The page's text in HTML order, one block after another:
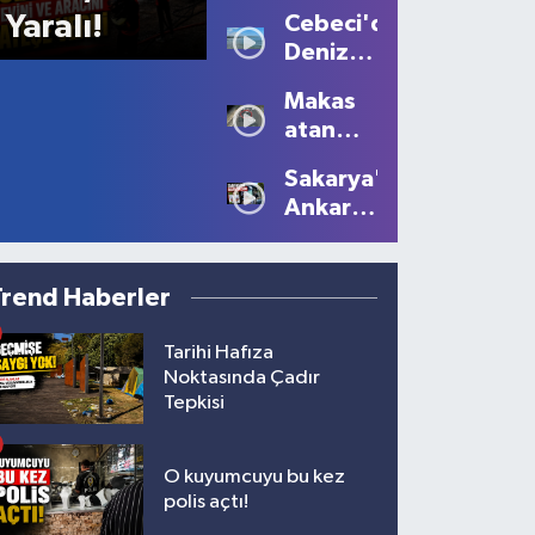
Yaralı!
Büyüledi:
Kartpostallık
Manzaralar
Oluştu
Cebeci'de
Deniz
Tüm
Güzelliğiyle
Devam
Ediyor
Makas
atan
10 bin
lira ceza
Sakarya'dan
Ankara'ya
çağrısı
Haberler
Tarihi Hafıza
Noktasında Çadır
Tepkisi
O kuyumcuyu bu kez
polis açtı!